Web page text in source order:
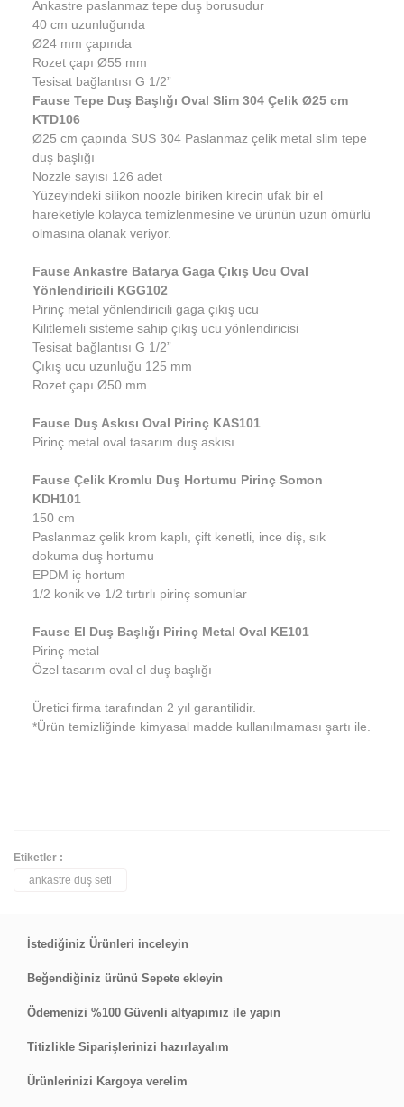
Ankastre paslanmaz tepe duş borusudur
40 cm uzunluğunda
Ø24 mm çapında
Rozet çapı Ø55 mm
Tesisat bağlantısı G 1/2”
Fause Tepe Duş Başlığı Oval Slim 304 Çelik Ø25 cm
KTD106
Ø25 cm çapında SUS 304 Paslanmaz çelik metal slim tepe
duş başlığı
Nozzle sayısı 126 adet
Yüzeyindeki silikon noozle biriken kirecin ufak bir el
hareketiyle kolayca temizlenmesine ve ürünün uzun ömürlü
olmasına olanak veriyor.
Fause Ankastre Batarya Gaga Çıkış Ucu Oval
Yönlendiricili KGG102
Pirinç metal yönlendiricili gaga çıkış ucu
Kilitlemeli sisteme sahip çıkış ucu yönlendiricisi
Tesisat bağlantısı G 1/2”
Çıkış ucu uzunluğu 125 mm
Rozet çapı Ø50 mm
Fause Duş Askısı Oval Pirinç KAS101
Pirinç metal oval tasarım duş askısı
Fause Çelik Kromlu Duş Hortumu Pirinç Somon
KDH101
150 cm
Paslanmaz çelik krom kaplı, çift kenetli, ince diş, sık
dokuma duş hortumu
EPDM iç hortum
1/2 konik ve 1/2 tırtırlı pirinç somunlar
Fause El Duş Başlığı Pirinç Metal Oval KE101
Pirinç metal
Özel tasarım oval el duş başlığı
Üretici firma tarafından 2 yıl garantilidir.
*Ürün temizliğinde kimyasal madde kullanılmaması şartı ile.
Yorum Yaz
Etiketler :
ankastre duş seti
İstediğiniz Ürünleri inceleyin
Beğendiğiniz ürünü Sepete ekleyin
Ödemenizi %100 Güvenli altyapımız ile yapın
Titizlikle Siparişlerinizi hazırlayalım
Ürünlerinizi Kargoya verelim